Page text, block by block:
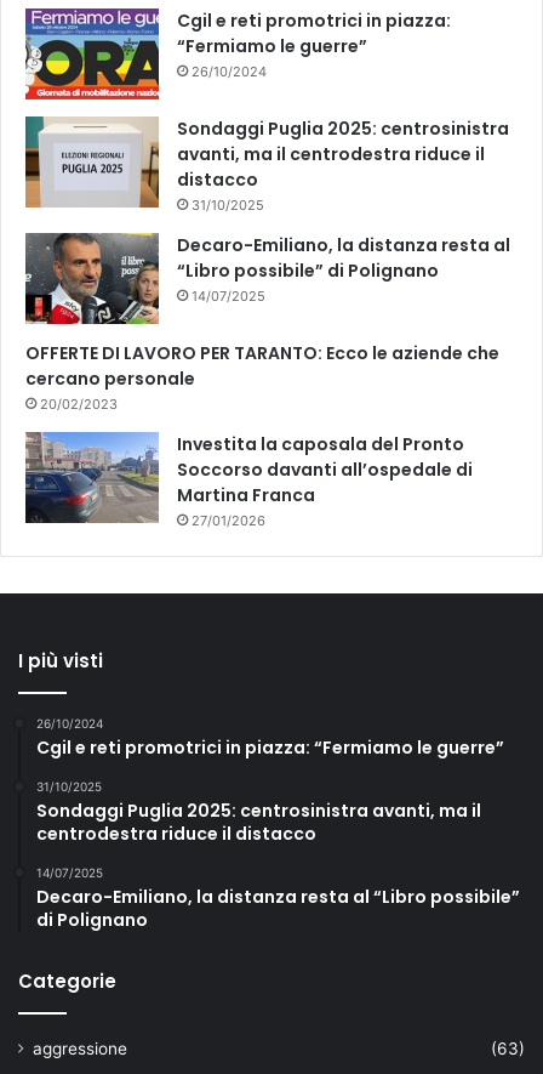
k
Cgil e reti promotrici in piazza:
“Fermiamo le guerre”
26/10/2024
Sondaggi Puglia 2025: centrosinistra
avanti, ma il centrodestra riduce il
distacco
31/10/2025
Decaro-Emiliano, la distanza resta al
“Libro possibile” di Polignano
14/07/2025
OFFERTE DI LAVORO PER TARANTO: Ecco le aziende che
cercano personale
20/02/2023
Investita la caposala del Pronto
Soccorso davanti all’ospedale di
Martina Franca
27/01/2026
I più visti
26/10/2024
Cgil e reti promotrici in piazza: “Fermiamo le guerre”
31/10/2025
Sondaggi Puglia 2025: centrosinistra avanti, ma il
centrodestra riduce il distacco
14/07/2025
Decaro-Emiliano, la distanza resta al “Libro possibile”
di Polignano
Categorie
aggressione
(63)